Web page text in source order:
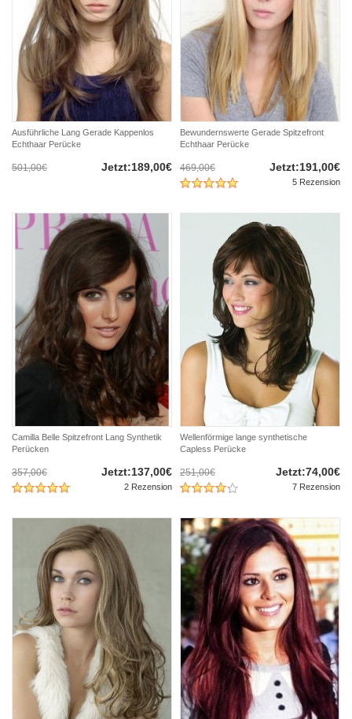
Ausführliche Lang Gerade Kappenlos
Echthaar Perücke
501,00€ Jetzt:189,00€
Bewundernswerte Gerade Spitzefront
Echthaar Perücke
469,00€ Jetzt:191,00€
5 Rezension
Camilla Belle Spitzefront Lang Synthetik
Perücken
357,00€ Jetzt:137,00€
2 Rezension
Wellenförmige lange synthetische
Capless Perücke
251,00€ Jetzt:74,00€
7 Rezension